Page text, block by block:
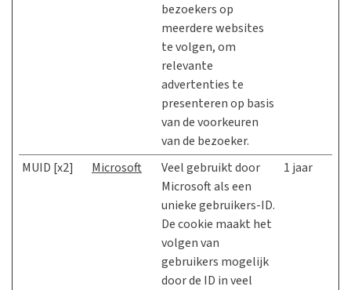
bezoekers op
meerdere websites
te volgen, om
relevante
advertenties te
presenteren op basis
van de voorkeuren
van de bezoeker.
MUID [x2] Microsoft
Veel gebruikt door
Microsoft als een
unieke gebruikers-ID.
De cookie maakt het
volgen van
gebruikers mogelijk
door de ID in veel
1 jaar